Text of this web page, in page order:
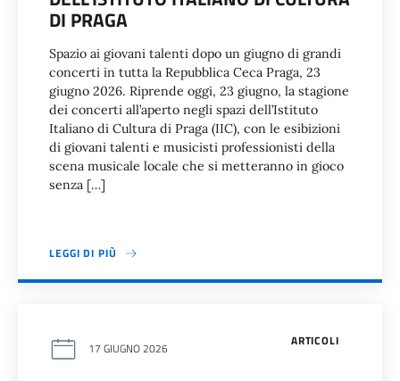
DI PRAGA
Spazio ai giovani talenti dopo un giugno di grandi
concerti in tutta la Repubblica Ceca Praga, 23
giugno 2026. Riprende oggi, 23 giugno, la stagione
dei concerti all’aperto negli spazi dell’Istituto
Italiano di Cultura di Praga (IIC), con le esibizioni
di giovani talenti e musicisti professionisti della
scena musicale locale che si metteranno in gioco
senza […]
LEGGI DI PIÙ
ARTICOLI
17 GIUGNO 2026